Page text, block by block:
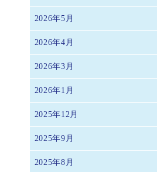
2026年5月
2026年4月
2026年3月
2026年1月
2025年12月
2025年9月
2025年8月